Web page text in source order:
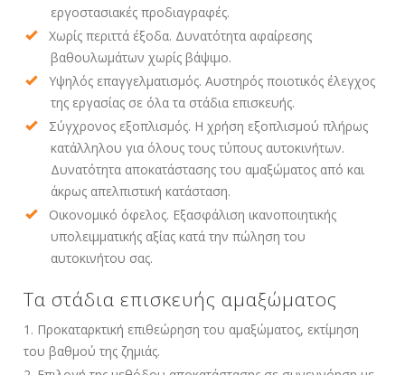
εργοστασιακές προδιαγραφές.
Χωρίς περιττά έξοδα. Δυνατότητα αφαίρεσης
βαθουλωμάτων χωρίς βάψιμο.
Υψηλός επαγγελματισμός. Αυστηρός ποιοτικός έλεγχος
της εργασίας σε όλα τα στάδια επισκευής.
Σύγχρονος εξοπλισμός. Η χρήση εξοπλισμού πλήρως
κατάλληλου για όλους τους τύπους αυτοκινήτων.
Δυνατότητα αποκατάστασης του αμαξώματος από και
άκρως απελπιστική κατάσταση.
Οικονομικό όφελος. Εξασφάλιση ικανοποιητικής
υπολειμματικής αξίας κατά την πώληση του
αυτοκινήτου σας.
Τα στάδια επισκευής αμαξώματος
Προκαταρκτική επιθεώρηση του αμαξώματος, εκτίμηση
του βαθμού της ζημιάς.